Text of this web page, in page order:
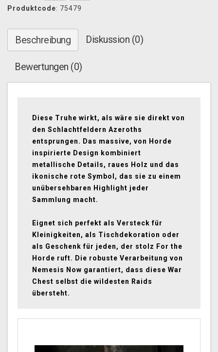
Produktcode: 75479
Beschreibung Diskussion (0)
Bewertungen (0)
Diese Truhe wirkt, als wäre sie direkt von
den Schlachtfeldern Azeroths
entsprungen. Das massive, von Horde
inspirierte Design kombiniert
metallische Details, raues Holz und das
ikonische rote Symbol, das sie zu einem
unübersehbaren Highlight jeder
Sammlung macht.
Eignet sich perfekt als Versteck für
Kleinigkeiten, als Tischdekoration oder
als Geschenk für jeden, der stolz For the
Horde ruft. Die robuste Verarbeitung von
Nemesis Now garantiert, dass diese War
Chest selbst die wildesten Raids
übersteht.